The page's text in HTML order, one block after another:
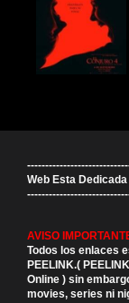
Web Esta
AVISO
Todos los enlaces
PEELINK.(
Online ) sin
movies, series ni